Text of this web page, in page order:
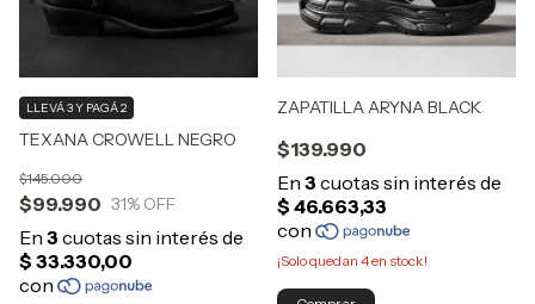
TEXANA CROWELL NEGRO
$99.990
$145.000
31% OFF
LLEVÁ 3 Y PAGÁ 2 ZAPATILLA ARYNA BLACK
$139.990
¡Solo quedan 4en stock!